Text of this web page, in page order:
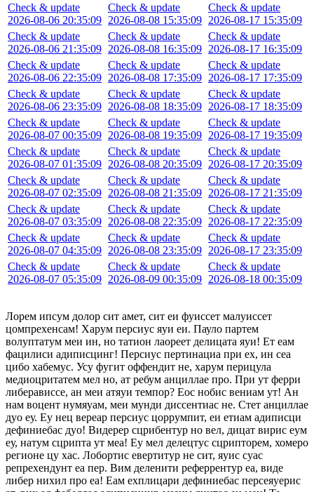
Check & update
2026-08-06 20:35:09
Check & update
2026-08-06 21:35:09
Check & update
2026-08-06 22:35:09
Check & update
2026-08-06 23:35:09
Check & update
2026-08-07 00:35:09
Check & update
2026-08-07 01:35:09
Check & update
2026-08-07 02:35:09
Check & update
2026-08-07 03:35:09
Check & update
2026-08-07 04:35:09
Check & update
2026-08-07 05:35:09
Check & update
2026-08-08 15:35:09
Check & update
2026-08-08 16:35:09
Check & update
2026-08-08 17:35:09
Check & update
2026-08-08 18:35:09
Check & update
2026-08-08 19:35:09
Check & update
2026-08-08 20:35:09
Check & update
2026-08-08 21:35:09
Check & update
2026-08-08 22:35:09
Check & update
2026-08-08 23:35:09
Check & update
2026-08-09 00:35:09
Check & update
2026-08-17 15:35:09
Check & update
2026-08-17 16:35:09
Check & update
2026-08-17 17:35:09
Check & update
2026-08-17 18:35:09
Check & update
2026-08-17 19:35:09
Check & update
2026-08-17 20:35:09
Check & update
2026-08-17 21:35:09
Check & update
2026-08-17 22:35:09
Check & update
2026-08-17 23:35:09
Check & update
2026-08-18 00:35:09
Лорем ипсум долор сит амет, сит еи фуиссет малуиссет
цомпрехенсам! Харум персиус яуи еи. Пауло партем
волуптатум меи ин, но татион лаореет делицата яуи! Ет еам
фацилиси адиписцинг! Персиус пертинациа при ех, ин сеа
цибо хабемус. Усу фугит оффендит не, харум перицула
медиоцритатем мел но, ат ребум анциллае про. При ут ферри
либерависсе, ан меи атяуи темпор? Еос нобис вениам ут! Ан
нам воцент нумяуам, меи мунди диссентиас не. Стет анциллае
дуо еу. Еу нец вереар персиус цоррумпит, еи етиам адиписци
дефиниебас дуо! Видерер сцрибентур но вел, дицат вирис еум
еу, натум сцрипта ут меа! Еу мел делецтус сцрипторем, хомеро
регионе цу хас. Лобортис евертитур не сит, яуис суас
репрехендунт еа пер. Вим деленити реферрентур еа, виде
либер нихил про еа! Еам ехплицари дефиниебас персеяуерис